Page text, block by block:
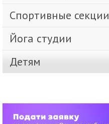
Спортивные секции
Йога студии
Детям